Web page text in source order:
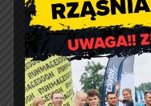
Kontakt
Urząd Gminy w
ul. 1 Maja 37
98 – 332 Rząśnia